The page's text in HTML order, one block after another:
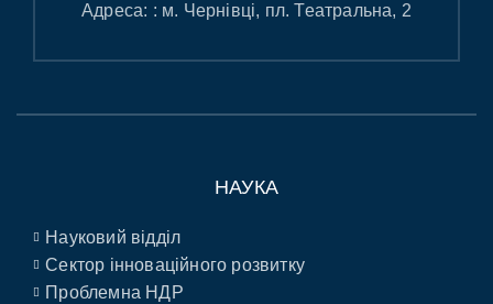
Адреса: : м. Чернівці, пл. Театральна, 2
НАУКА
Науковий відділ
Сектор інноваційного розвитку
Проблемна НДР